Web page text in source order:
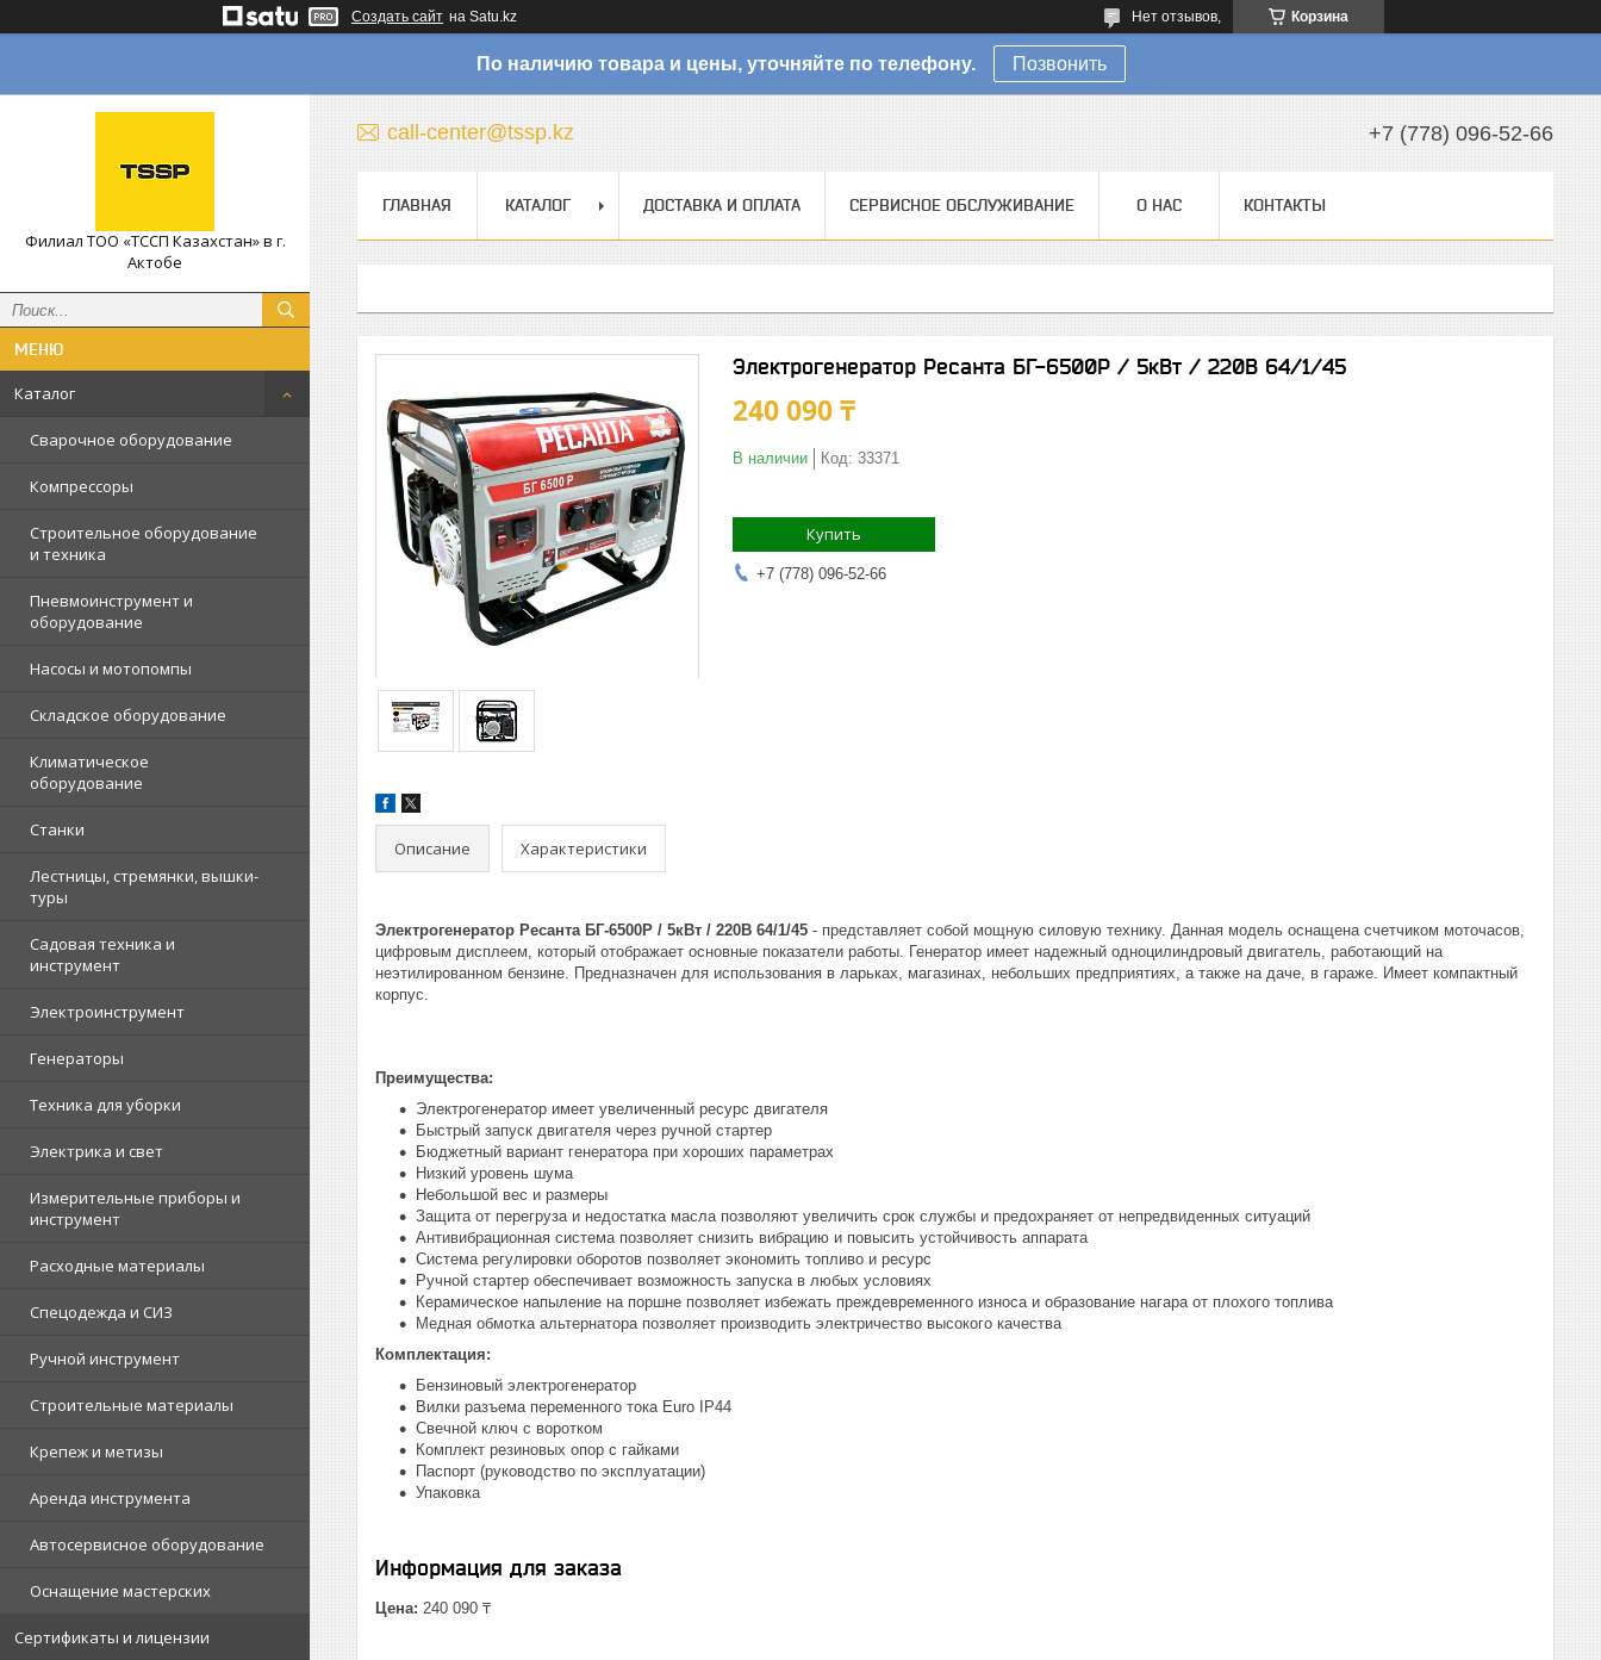
Создать сайт на Satu.kz Корзина
Нет отзывов,
По наличию товара и цены, уточняйте по телефону. Позвонить
Филиал ТОО «ТССП Казахстан» в г.
Актобе
Каталог
Сварочное оборудование
Компрессоры
Строительное оборудование
и техника
Пневмоинструмент и
оборудование
Насосы и мотопомпы
Складское оборудование
Климатическое
оборудование
Станки
Лестницы, стремянки, вышки-
туры
Садовая техника и
инструмент
Электроинструмент
Генераторы
Техника для уборки
Электрика и свет
Измерительные приборы и
инструмент
Расходные материалы
Спецодежда и СИЗ
Ручной инструмент
Строительные материалы
Крепеж и метизы
Аренда инструмента
Автосервисное оборудование
Оснащение мастерских
Сертификаты и лицензии
call-center@tssp.kz +7 (778) 096-52-66
ГЛАВНАЯ КАТАЛОГ ДОСТАВКА И ОПЛАТА СЕРВИСНОЕ ОБСЛУЖИВАНИЕ О НАС КОНТАКТЫ
Электрогенератор Ресанта БГ-6500Р / 5кВт / 220В 64/1/45
240 090 ₸
В наличии Код: 33371
Купить
+7 (778) 096-52-66
Описание Характеристики
Электрогенератор Ресанта БГ-6500Р / 5кВт / 220В 64/1/45 - представляет собой мощную силовую технику. Данная модель оснащена счетчиком моточасов,
цифровым дисплеем, который отображает основные показатели работы. Генератор имеет надежный одноцилиндровый двигатель, работающий на
неэтилированном бензине. Предназначен для использования в ларьках, магазинах, небольших предприятиях, а также на даче, в гараже. Имеет компактный
корпус.
Преимущества:
Электрогенератор имеет увеличенный ресурс двигателя
Быстрый запуск двигателя через ручной стартер
Бюджетный вариант генератора при хороших параметрах
Низкий уровень шума
Небольшой вес и размеры
Защита от перегруза и недостатка масла позволяют увеличить срок службы и предохраняет от непредвиденных ситуаций
Антивибрационная система позволяет снизить вибрацию и повысить устойчивость аппарата
Система регулировки оборотов позволяет экономить топливо и ресурс
Ручной стартер обеспечивает возможность запуска в любых условиях
Керамическое напыление на поршне позволяет избежать преждевременного износа и образование нагара от плохого топлива
Медная обмотка альтернатора позволяет производить электричество высокого качества
Комплектация:
Бензиновый электрогенератор
Вилки разъема переменного тока Euro IP44
Свечной ключ с воротком
Комплект резиновых опор с гайками
Паспорт (руководство по эксплуатации)
Упаковка
Информация для заказа
Цена: 240 090 ₸